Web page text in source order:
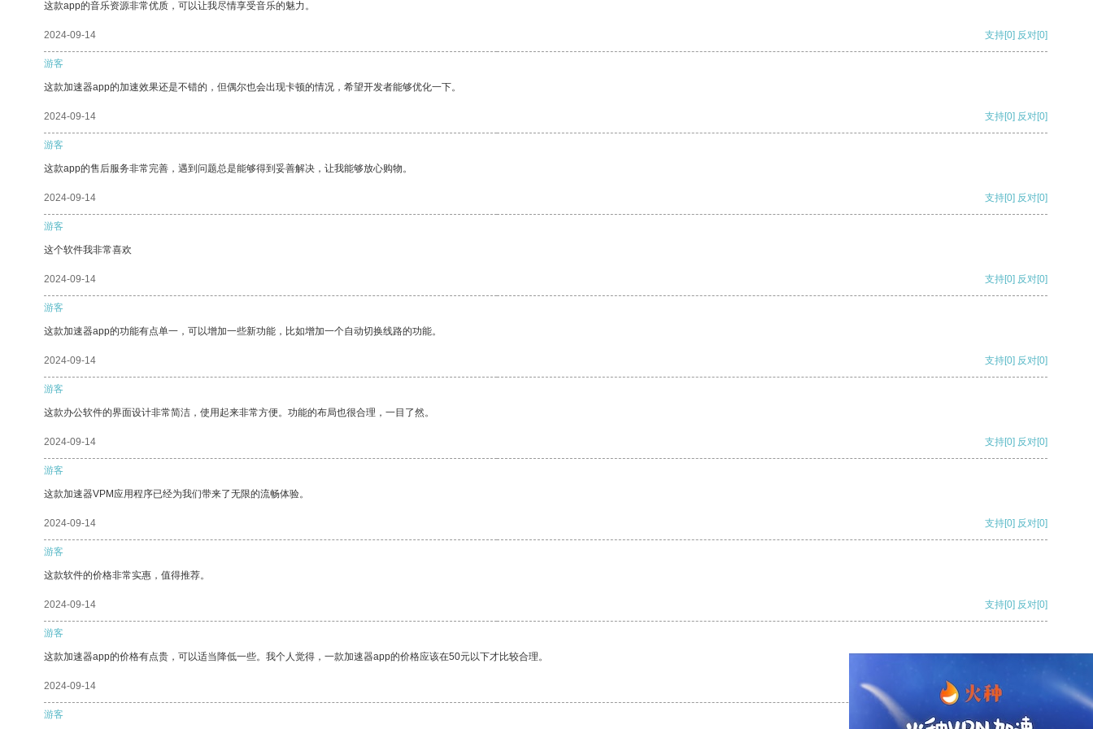
这款app的音乐资源非常优质，可以让我尽情享受音乐的魅力。
2024-09-14 支持[0] 反对[0]
游客
这款加速器app的加速效果还是不错的，但偶尔也会出现卡顿的情况，希望开发者能够优化一下。
2024-09-14 支持[0] 反对[0]
游客
这款app的售后服务非常完善，遇到问题总是能够得到妥善解决，让我能够放心购物。
2024-09-14 支持[0] 反对[0]
游客
这个软件我非常喜欢
2024-09-14 支持[0] 反对[0]
游客
这款加速器app的功能有点单一，可以增加一些新功能，比如增加一个自动切换线路的功能。
2024-09-14 支持[0] 反对[0]
游客
这款办公软件的界面设计非常简洁，使用起来非常方便。功能的布局也很合理，一目了然。
2024-09-14 支持[0] 反对[0]
游客
这款加速器VPM应用程序已经为我们带来了无限的流畅体验。
2024-09-14 支持[0] 反对[0]
游客
这款软件的价格非常实惠，值得推荐。
2024-09-14 支持[0] 反对[0]
游客
这款加速器app的价格有点贵，可以适当降低一些。我个人觉得，一款加速器app的价格应该在50元以下才比较合理。
2024-09-14 支持
游客